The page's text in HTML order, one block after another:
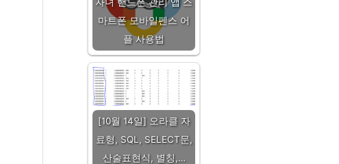
마트폰 모바일펜스 어
플 사용법
[10월 14일] 오라클 자
료형, SQL, SELECT문,
산술표현식, 별칭,…